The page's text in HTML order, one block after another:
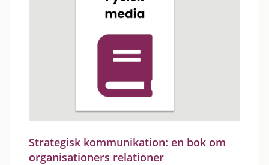
Strategisk kommunikation: en bok om
organisationers relationer